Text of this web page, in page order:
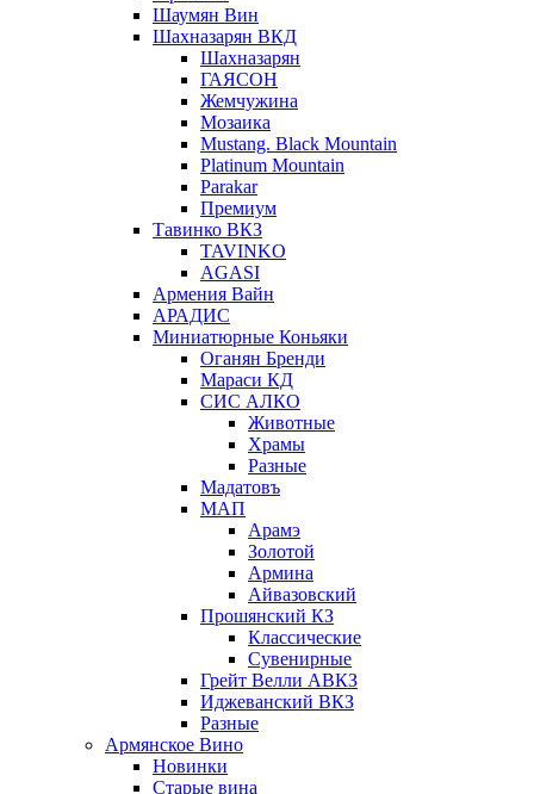
Шаумян Вин
Шахназарян ВКД
Шахназарян
ГАЯСОН
Жемчужина
Мозаика
Mustang. Black Mountain
Platinum Mountain
Parakar
Премиум
Тавинко ВКЗ
TAVINKO
AGASI
Армения Вайн
АРАДИС
Миниатюрные Коньяки
Оганян Бренди
Мараси КД
СИС АЛКО
Животные
Храмы
Разные
Мадатовъ
МАП
Арамэ
Золотой
Армина
Айвазовский
Прошянский КЗ
Классические
Сувенирные
Грейт Велли АВКЗ
Иджеванский ВКЗ
Разные
Армянское Вино
Новинки
Старые вина